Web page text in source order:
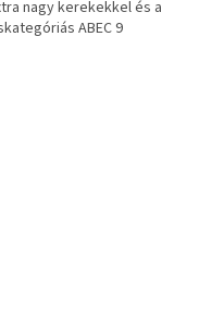
nagy kerekekkel és a
ABEC 9